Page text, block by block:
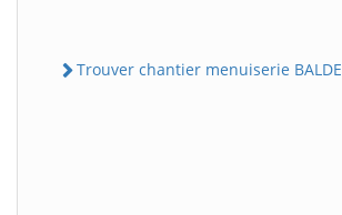
Trouver chantier menuiserie